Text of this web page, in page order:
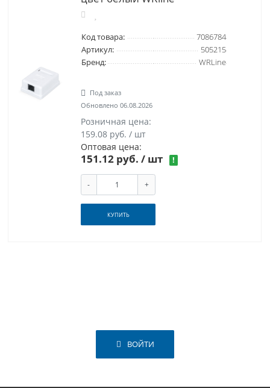
Код товара:
7086784
Артикул:
505215
Бренд:
WRLine
Под заказ
Обновлено 06.08.2026
Розничная цена:
159.08 руб. / шт
Оптовая цена:
151.12 руб. / шт !
- +
КУПИТЬ
ВОЙТИ